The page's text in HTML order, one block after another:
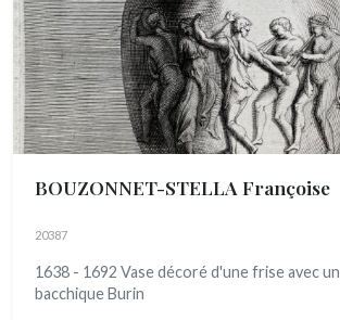
BOUZONNET-STELLA Françoise
20387
1638 - 1692 Vase décoré d'une frise avec
bacchique Burin